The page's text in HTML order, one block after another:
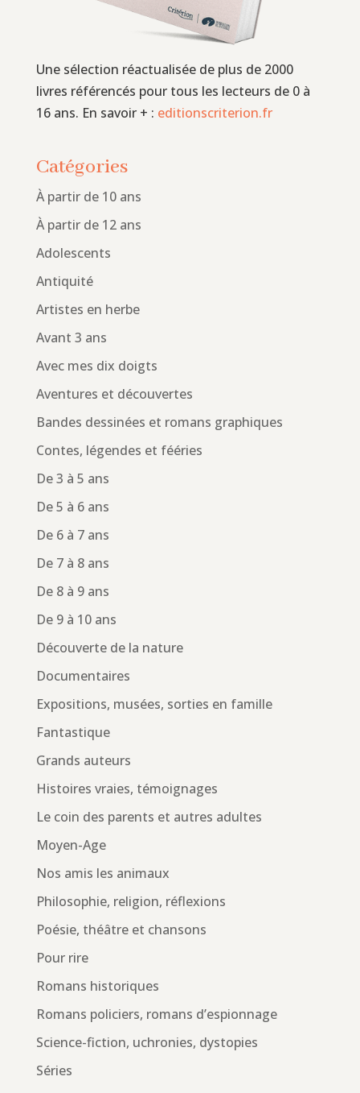
Une sélection réactualisée de plus de 2000
livres référencés pour tous les lecteurs de 0 à
16 ans. En savoir + : editionscriterion.fr
Catégories
À partir de 10 ans
À partir de 12 ans
Adolescents
Antiquité
Artistes en herbe
Avant 3 ans
Avec mes dix doigts
Aventures et découvertes
Bandes dessinées et romans graphiques
Contes, légendes et fééries
De 3 à 5 ans
De 5 à 6 ans
De 6 à 7 ans
De 7 à 8 ans
De 8 à 9 ans
De 9 à 10 ans
Découverte de la nature
Documentaires
Expositions, musées, sorties en famille
Fantastique
Grands auteurs
Histoires vraies, témoignages
Le coin des parents et autres adultes
Moyen-Age
Nos amis les animaux
Philosophie, religion, réflexions
Poésie, théâtre et chansons
Pour rire
Romans historiques
Romans policiers, romans d’espionnage
Science-fiction, uchronies, dystopies
Séries